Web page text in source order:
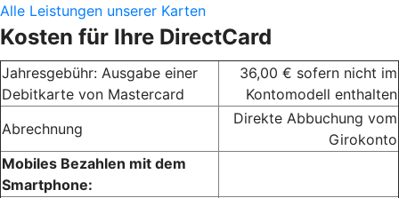
Alle Leistungen unserer Karten
Kosten für Ihre DirectCard
Jahresgebühr: Ausgabe einer
Debitkarte von Mastercard
36,00 € sofern nicht im
Kontomodell enthalten
Abrechnung
Direkte Abbuchung vom
Girokonto
Mobiles Bezahlen mit dem
Smartphone: